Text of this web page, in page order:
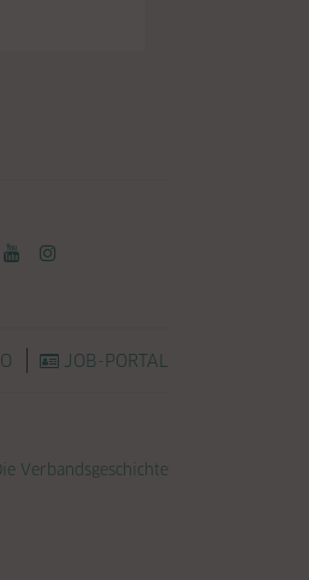
JOB-PORTAL
Verbandsgeschichte